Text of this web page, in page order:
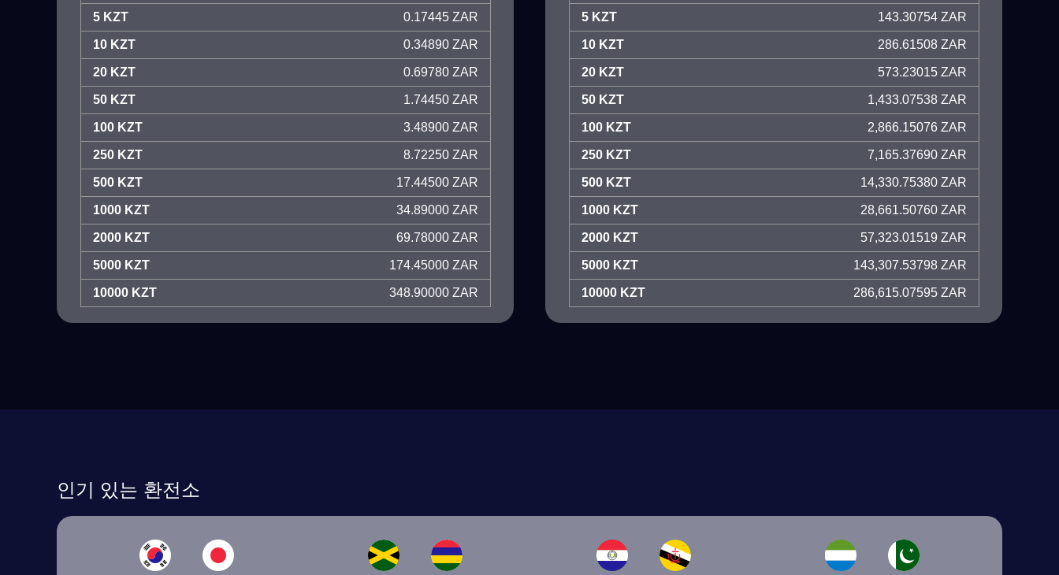
5 KZT 0.17445 ZAR
10 KZT 0.34890 ZAR
20 KZT 0.69780 ZAR
50 KZT 1.74450 ZAR
100 KZT 3.48900 ZAR
250 KZT 8.72250 ZAR
500 KZT 17.44500 ZAR
1000 KZT 34.89000 ZAR
2000 KZT 69.78000 ZAR
5000 KZT 174.45000 ZAR
10000 KZT 348.90000 ZAR
5 KZT 143.30754 ZAR
10 KZT 286.61508 ZAR
20 KZT 573.23015 ZAR
50 KZT 1,433.07538 ZAR
100 KZT 2,866.15076 ZAR
250 KZT 7,165.37690 ZAR
500 KZT 14,330.75380 ZAR
1000 KZT 28,661.50760 ZAR
2000 KZT 57,323.01519 ZAR
5000 KZT 143,307.53798 ZAR
10000 KZT 286,615.07595 ZAR
인기 있는 환전소